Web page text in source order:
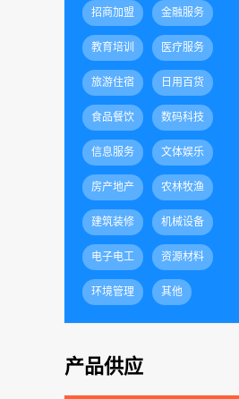
招商加盟 金融服务
教育培训 医疗服务
旅游住宿 日用百货
食品餐饮 数码科技
信息服务 文体娱乐
房产地产 农林牧渔
建筑装修 机械设备
电子电工 资源材料
环境管理 其他
产品供应